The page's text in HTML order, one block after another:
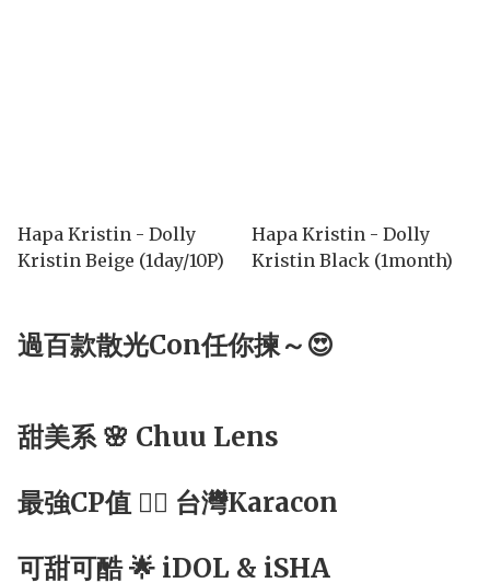
Hapa Kristin - Dolly
Kristin Beige (1day/10P)
Hapa Kristin - Dolly
Kristin Black (1month)
過百款散光Con任你揀～😍
甜美系 🌸 Chuu Lens
最強CP值 ☝🏻 台灣Karacon
可甜可酷 🌟 iDOL & iSHA